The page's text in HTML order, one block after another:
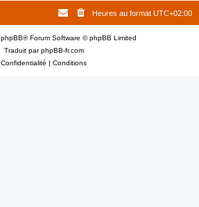
Heures au format UTC+02:00
phpBB® Forum Software © phpBB Limited
Traduit parphpBB-fr.com
Confidentialité | Conditions